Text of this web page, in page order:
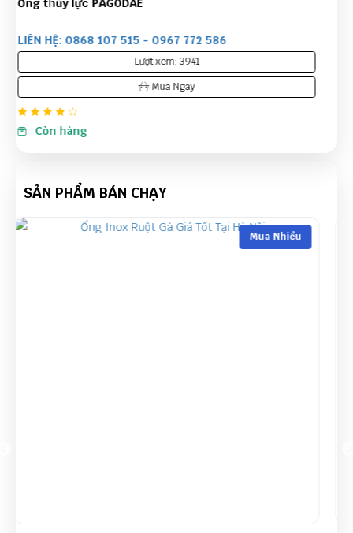
Ống thủy lực 4 lớp bố thép Sanyeflex 4SH
LIÊN HỆ: 0868 107 515 - 0967 772 586
Lượt xem: 3952
Mua Ngay
Còn hàng
SẢN PHẨM BÁN CHẠY
Mua Nhiều